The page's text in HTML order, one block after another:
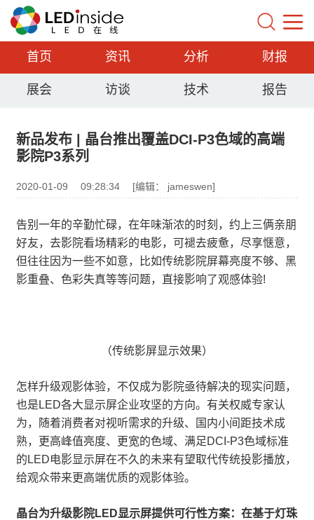
首页 资讯 分析 财报
展会 访谈 技术 报告
新品发布 | 晶台推出覆盖DCI-P3色域的高端
影院P3系列
2020-01-09 09:28:34 [编辑： jameswen]
告别一年的辛勤忙碌，在年味渐浓的时刻，约上三俩亲朋
好友，去影院看场精彩的电影，可褪去疲惫，尽享惬意，
但往往因为一些不如意，比如传统影院屏幕亮度不够、黑
影重叠、色彩失真等等问题，直接影响了观感体验!
（传统影屏显示效果）
怎样升级观影体验，不仅成为影院亟待解决的现实问题，
也是LED各大显示屏企业攻坚的方向。有关权威专家认
为，随着消费者对视听需求的升级、国内小间距技术成
熟，更高峰值亮度、更宽的色域、满足DCI-P3色域标准
的LED电影显示屏在不久的未来有望取代传统投影播放，
给观众带来更高端优质的观影体验。
晶台为升级影院LED显示屏提供可行性方案：在基于灯珠